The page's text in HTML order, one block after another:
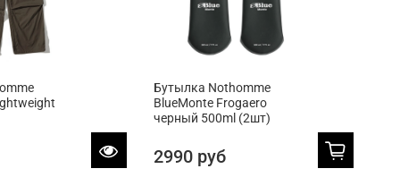
Бутылка Nothomme
BlueMonte Frogaero
черный 500ml (2шт)
2990 руб